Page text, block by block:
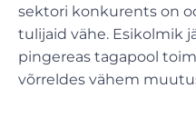
sektori konkurents on
tulijaid vähe. Esikolmik
pingereas tagapool
võrreldes vähem